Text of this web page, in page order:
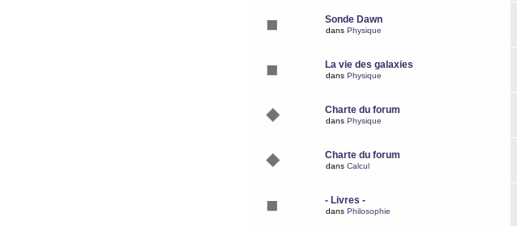
Sonde Dawn
dans Physique
La vie des galaxies
dans Physique
Charte du forum
dans Physique
Charte du forum
dans Calcul
- Livres -
dans Philosophie